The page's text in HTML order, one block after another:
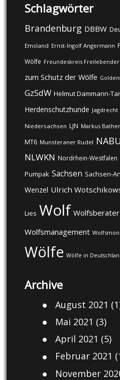
Schlagwörter
Brandenburg DBBW
Emsland Ernst-Ingolf Angermann
Wölfe Freundeskreis Freilebender
zum Schutz der Wölfe
GzSdW Helmut Dammann-
Herdenschutzhunde Jagdrecht
Niedersachsen LJN Markus
MT6 Munsteraner Rudel NABU
NLWKN Nordrhein-Westfalen
Pumpak Sachsen Sachsen-
Wenzel Ulrich
Lies Wolf Wolfsberater
Wolfsmanagement
Wölfe Wölfe in
Archive
August 2021
Mai 2021 (3)
April 2021 (5)
Februar 2021
November